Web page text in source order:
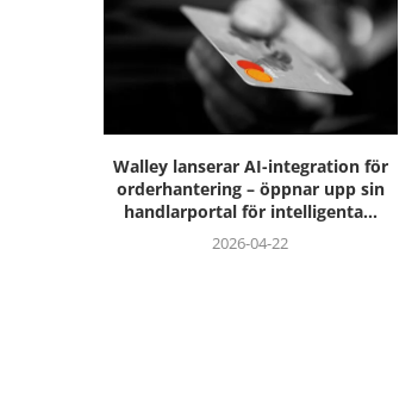
Walley lanserar AI-integration för
orderhantering – öppnar upp sin
handlarportal för intelligenta...
2026-04-22